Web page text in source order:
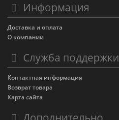
Информация
Доставка и оплата
О компании
Служба поддержки
Контактная информация
Возврат товара
Карта сайта